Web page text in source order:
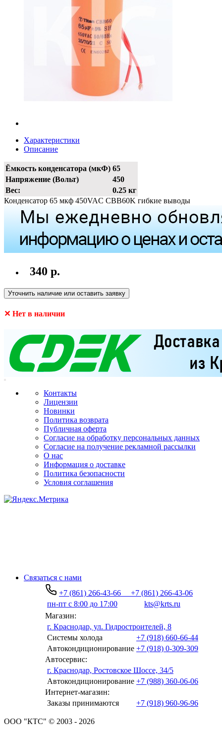
Характеристики
Описание
Ёмкость конденсатора (мкФ) 65
Напряжение (Вольт)
450
Вес:
0.25 кг
Конденсатор 65 мкф 450VAC CBB60K гибкие выводы
340 р.
Уточнить наличие или оставить заявку
✕ Нет в наличии
Контакты
Лицензии
Новинки
Политика возврата
Публичная оферта
Согласие на обработку персональных данных
Согласие на получение рекламной рассылки
О нас
Информация о доставке
Политика безопасности
Условия соглашения
Связаться с нами
+7 (861) 266-43-66
+7 (861) 266-43-06
пн-пт с 8:00 до 17:00
kts@krts.ru
Магазин:
г. Краснодар, ул. Гидростроителей, 8
Системы холода
+7 (918) 660-66-44
Автокондиционирование +7 (918) 0-309-309
Автосервис:
г. Краснодар, Ростовское Шоссе, 34/5
Автокондиционирование +7 (988) 360-06-06
Интернет-магазин:
Заказы принимаются
+7 (918) 960-96-96
ООО "КТС" © 2003 - 2026